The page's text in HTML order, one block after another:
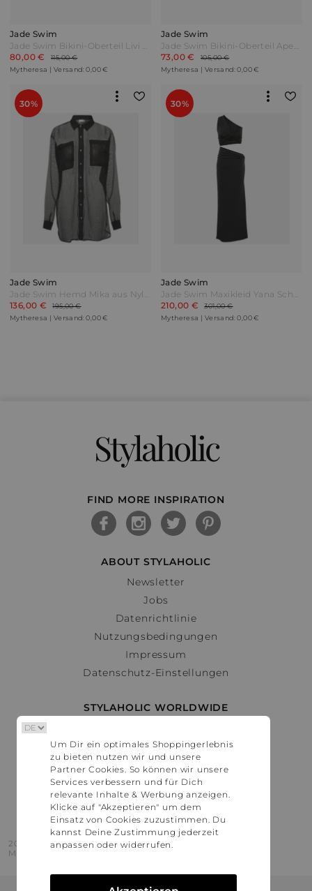
Jade Swim
Jade Swim Bikini-Oberteil Livi Schwarz
80,00 €
115,00 €
Mytheresa | Versand: 0,00 €
Jade Swim
Jade Swim Bikini-Oberteil Apex Gold
73,00 €
105,00 €
Mytheresa | Versand: 0,00 €
30%
Jade Swim
Jade Swim Hemd Mika aus Nylon Schwarz
136,00 €
195,00 €
Mytheresa | Versand: 0,00 €
30%
Jade Swim
Jade Swim Maxikleid Yana Schwarz
210,00 €
301,00 €
Mytheresa | Versand: 0,00 €
Stylaholic
FIND MORE INSPIRATION
ABOUT STYLAHOLIC
Newsletter
Jobs
Datenrichtlinie
Nutzungsbedingungen
Impressum
Datenschutz-Einstellungen
STYLAHOLIC WORLDWIDE
Österreich
Schweiz
France
United States
2016 - 2026 © Stylaholic.
Made for you with love in munich.
Um Dir ein optimales Shoppingerlebnis
zu bieten nutzen wir und unsere
Partner Cookies. So können wir unsere
Services verbessern und für Dich
relevante Inhalte & Werbung anzeigen.
Klicke auf "Akzeptieren" um dem
Einsatz von Cookies zuzustimmen. Du
kannst Deine Zustimmung jederzeit
anpassen oder widerrufen.